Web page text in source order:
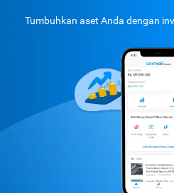
Tumbuhkan aset Anda dengan